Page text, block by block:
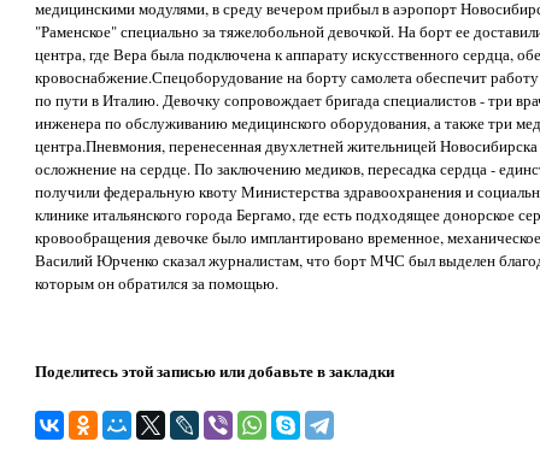
медицинскими модулями, в среду вечером прибыл в аэропорт
"Раменское" специально за тяжелобольной девочкой. На борт ее
центра, где Вера была подключена к аппарату искусственного сердца,
кровоснабжение.Спецоборудование на борту самолета обеспечит
по пути в Италию. Девочку сопровождает бригада специалистов - три
инженера по обслуживанию медицинского оборудования, а также три
центра.Пневмония, перенесенная двухлетней жительницей
осложнение на сердце. По заключению медиков, пересадка сердца -
получили федеральную квоту Министерства здравоохранения и
клинике итальянского города Бергамо, где есть подходящее донорское
кровообращения девочке было имплантировано временное,
Василий Юрченко сказал журналистам, что борт МЧС был выделен
которым он обратился за помощью.
Поделитесь этой записью или добавьте в закладки